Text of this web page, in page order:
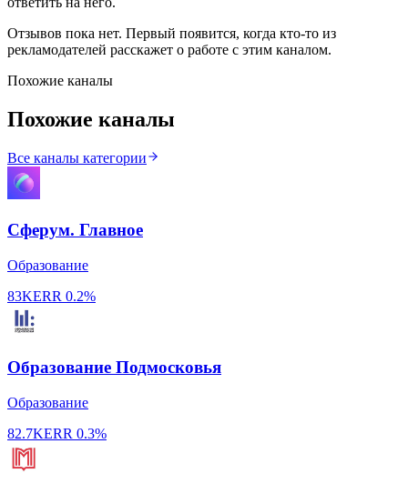
Отзывов пока нет. Первый появится, когда кто-то из
рекламодателей расскажет о работе с этим каналом.
Похожие каналы
Похожие каналы
Все каналы категории
Сферум. Главное
Образование
83KERR 0.2%
Образование Подмосковья
Образование
82.7KERR 0.3%